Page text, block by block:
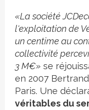
«La société
l'exploitation de
un centime au
collectivité
3 M€» se
en 2007
Paris. Une
véritables du